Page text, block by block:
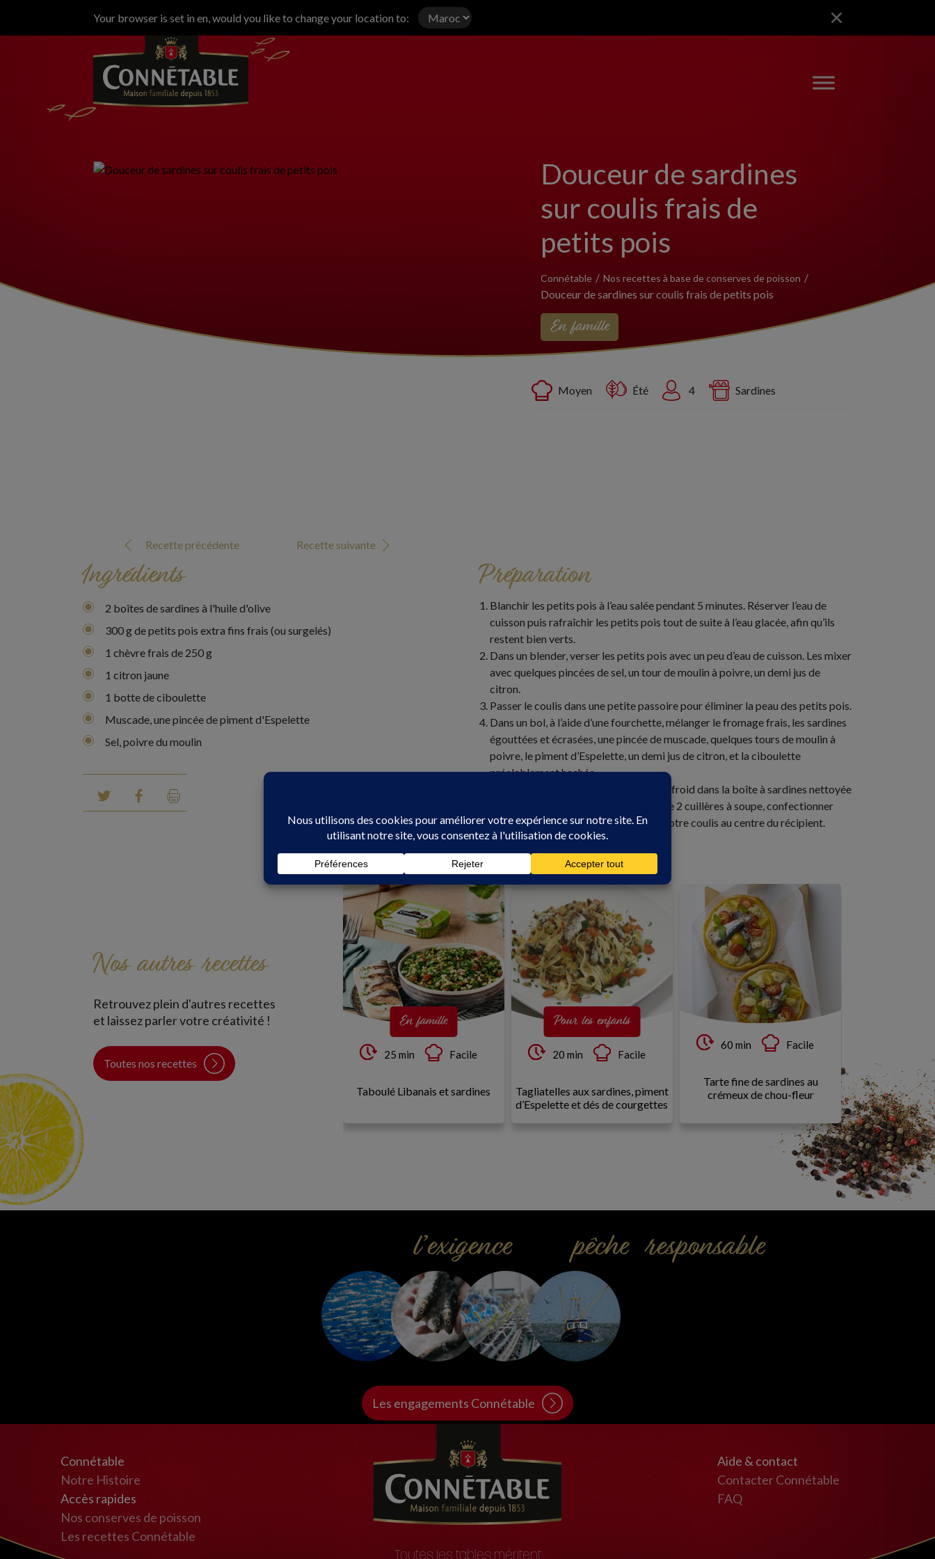
Your browser is set in en, would you like to change your location to:
Douceur de sardines
sur coulis frais de
petits pois
Connétable Nos recettes à base de conserves de poisson
Douceur de sardines sur coulis frais de petits pois
En famille
Recette précédente Recette suivante
Moyen Été 4 Sardines
Ingrédients
2 boîtes de sardines à l'huile d'olive
300 g de petits pois extra fins frais (ou surgelés)
1 chèvre frais de 250 g
1 citron jaune
1 botte de ciboulette
Muscade, une pincée de piment d'Espelette
Sel, poivre du moulin
Préparation
Blanchir les petits pois à l’eau salée pendant 5 minutes. Réserver l’eau de
cuisson puis rafraîchir les petits pois tout de suite à l’eau glacée, afin qu’ils
restent bien verts.
Dans un blender, verser les petits pois avec un peu d’eau de cuisson. Les mixer
avec quelques pincées de sel, un tour de moulin à poivre, un demi jus de
citron.
Passer le coulis dans une petite passoire pour éliminer la peau des petits pois.
Dans un bol, à l’aide d’une fourchette, mélanger le fromage frais, les sardines
égouttées et écrasées, une pincée de muscade, quelques tours de moulin à
poivre, le piment d’Espelette, un demi jus de citron, et la ciboulette
préalablement hachée.
Pour la présentation, déposer le coulis froid dans la boîte à sardines nettoyée
(ou autre contenant creux) et à l’aide de 2 cuillères à soupe, confectionner
une quenelle que vous déposerez sur votre coulis au centre du récipient.
Nos autres recettes
Retrouvez plein d'autres recettes
et laissez parler votre créativité !
Toutes nos recettes
À l’apéro
Cappuccino de sardines en
écrasé de vitelotte
À l’apéro
85 min
En famille
25 min Facile
Taboulé Libanais et sardines
Pour les enfants
20 min Facile
Tagliatelles aux sardines, piment
d’Espelette et dés de courgettes
60 min Facile
Tarte fine de sardines au
crémeux de chou-fleur
Cheese-cake
l’exigenceet la pêche responsable
Les engagements Connétable
Connétable
Notre Histoire
Accès rapides
Nos conserves de poisson
Les recettes Connétable
Aide & contact
Contacter Connétable
FAQ